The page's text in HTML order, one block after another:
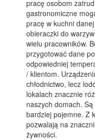
pracę osobom
gastronomiczne
pracę w kuchni
obieraczki do
wielu pracowników.
przygotować dane
odpowiedniej
/ klientom.
chłodnictwo, lecz
lokalach znacznie
naszych domach.
bardziej pojemne. Z
pozwalają na
żywności.